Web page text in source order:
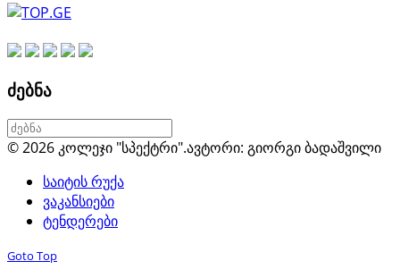
ძებნა
© 2026 კოლეჯი "სპექტრი".ავტორი: გიორგი ბადაშვილი
საიტის რუქა
ვაკანსიები
ტენდერები
Goto Top